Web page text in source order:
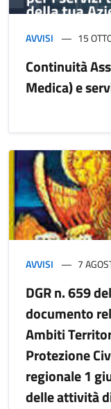
AVVISI 15
Continuità
Medica) e
AVVISI 7
DGR n. 659
documento
Ambiti
Protezione
regionale 1
delle attività